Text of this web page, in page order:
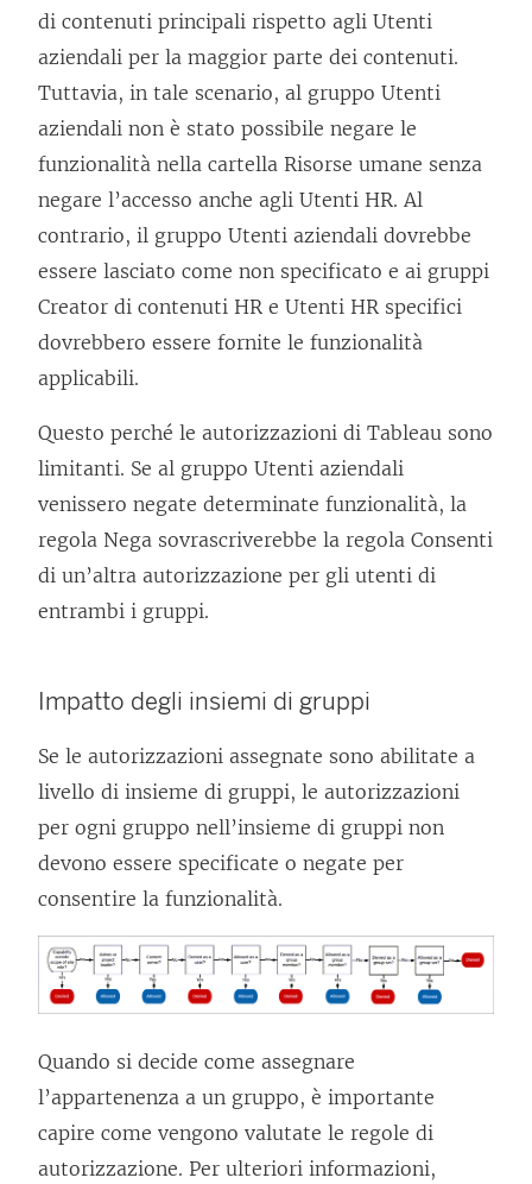
di contenuti principali rispetto agli Utenti
aziendali per la maggior parte dei contenuti.
Tuttavia, in tale scenario, al gruppo Utenti
aziendali non è stato possibile negare le
funzionalità nella cartella Risorse umane senza
negare l’accesso anche agli Utenti HR. Al
contrario, il gruppo Utenti aziendali dovrebbe
essere lasciato come non specificato e ai gruppi
Creator di contenuti HR e Utenti HR specifici
dovrebbero essere fornite le funzionalità
applicabili.
Questo perché le autorizzazioni di Tableau sono
limitanti. Se al gruppo Utenti aziendali
venissero negate determinate funzionalità, la
regola Nega sovrascriverebbe la regola Consenti
di un’altra autorizzazione per gli utenti di
entrambi i gruppi.
Impatto degli insiemi di gruppi
Se le autorizzazioni assegnate sono abilitate a
livello di insieme di gruppi, le autorizzazioni
per ogni gruppo nell’insieme di gruppi non
devono essere specificate o negate per
consentire la funzionalità.
Quando si decide come assegnare
l’appartenenza a un gruppo, è importante
capire come vengono valutate le regole di
autorizzazione. Per ulteriori informazioni,